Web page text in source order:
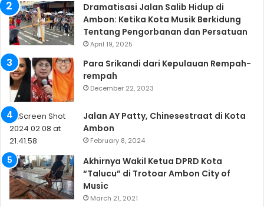
Dramatisasi Jalan Salib Hidup di
Ambon: Ketika Kota Musik Berkidung
Tentang Pengorbanan dan Persatuan
April 19, 2025
Para Srikandi dari Kepulauan Rempah-
rempah
December 22, 2023
Jalan AY Patty, Chinesestraat di Kota
Ambon
February 8, 2024
Akhirnya Wakil Ketua DPRD Kota
“Talucu” di Trotoar Ambon City of
Music
March 21, 2021